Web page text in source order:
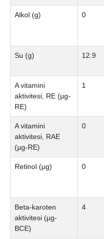
Alkol (g) 0
Su (g) 12.9
A vitamini
aktivitesi, RE (µg-
RE)
1
A vitamini
aktivitesi, RAE
(µg-RE)
0
Retinol (µg) 0
Beta-karoten
aktivitesi (µg-
BCE)
4